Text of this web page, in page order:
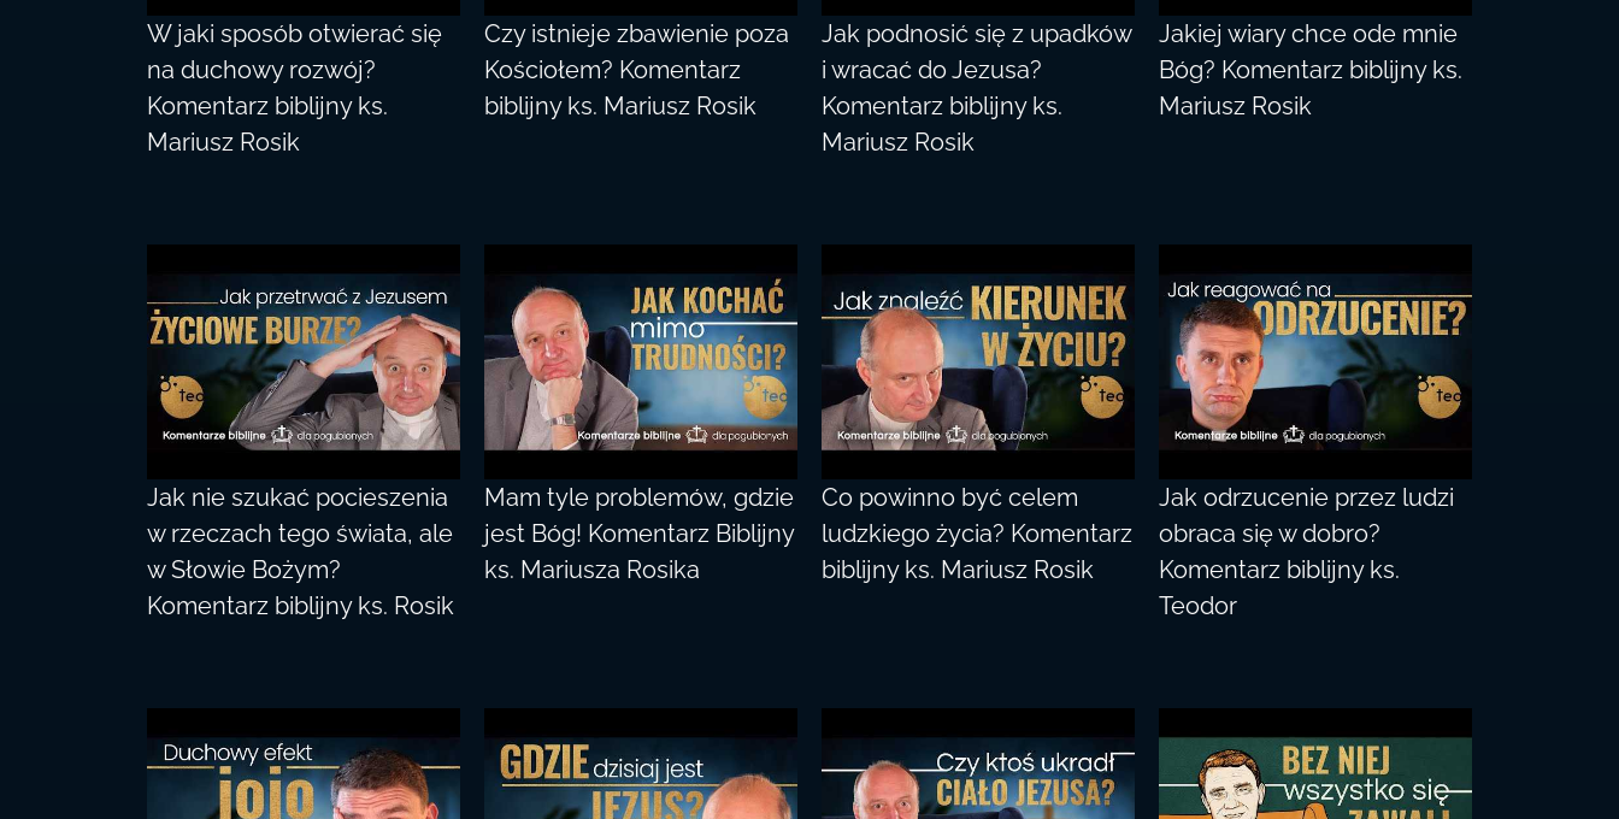
W jaki sposób otwierać się
na duchowy rozwój?
Komentarz biblijny ks.
Mariusz Rosik
Czy istnieje zbawienie poza
Kościołem? Komentarz
biblijny ks. Mariusz Rosik
Jak podnosić się z upadków
i wracać do Jezusa?
Komentarz biblijny ks.
Mariusz Rosik
Jakiej wiary chce ode mnie
Bóg? Komentarz biblijny ks.
Mariusz Rosik
Jak nie szukać pocieszenia
w rzeczach tego świata, ale
w Słowie Bożym?
Komentarz biblijny ks. Rosik
Mam tyle problemów, gdzie
jest Bóg! Komentarz Biblijny
ks. Mariusza Rosika
Co powinno być celem
ludzkiego życia? Komentarz
biblijny ks. Mariusz Rosik
Jak odrzucenie przez ludzi
obraca się w dobro?
Komentarz biblijny ks.
Teodor